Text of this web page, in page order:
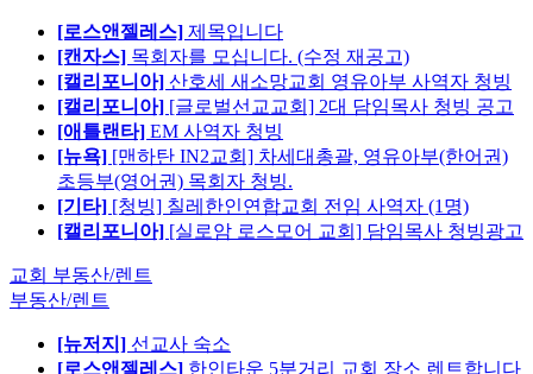
[로스앤젤레스] 제목입니다
[캔자스] 목회자를 모십니다. (수정 재공고)
[캘리포니아] 산호세 새소망교회 영유아부 사역자 청빙
[캘리포니아] [글로벌선교교회] 2대 담임목사 청빙 공고
[애틀랜타] EM 사역자 청빙
[뉴욕] [맨하탄 IN2교회] 차세대총괄, 영유아부(한어권)
초등부(영어권) 목회자 청빙.
[기타] [청빙] 칠레한인연합교회 전임 사역자 (1명)
[캘리포니아] [실로암 로스모어 교회] 담임목사 청빙광고
교회 부동산/렌트
부동산/렌트
[뉴저지] 선교사 숙소
[로스앤젤레스] 한인타운 5분거리 교회 장소 렌트합니다